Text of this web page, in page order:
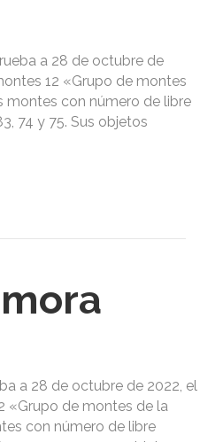
a 28 de octubre de
12 «Grupo de montes
montes con número de libre
74 y 75. Sus objetos
a 28 de octubre de 2022, el
«Grupo de montes de la
con número de libre